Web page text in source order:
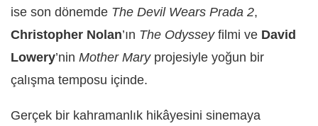
ise son dönemde The Devil Wears Prada 2,
Christopher Nolan’ın The Odysseyfilmi ve David
Lowery’nin Mother Maryprojesiyle yoğun bir
çalışma temposu içinde.
Gerçek bir kahramanlık hikâyesini sinemaya